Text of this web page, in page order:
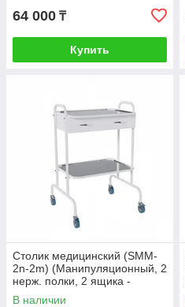
64 000 ₸
Купить
Столик медицинский (SMM-
2n-2m) (Манипуляционный, 2
нерж. полки, 2 ящика -
металл) Стандарт
В наличии